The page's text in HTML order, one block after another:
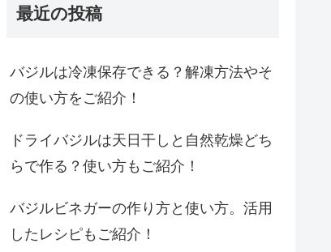
最近の投稿
バジルは冷凍保存できる？解凍方法やそ
の使い方をご紹介！
ドライバジルは天日干しと自然乾燥どち
らで作る？使い方もご紹介！
バジルビネガーの作り方と使い方。活用
したレシピもご紹介！